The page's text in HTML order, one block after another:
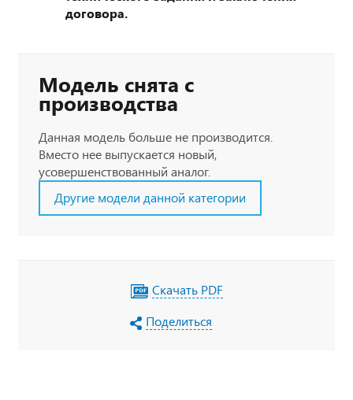
договора.
Модель снята с
производства
Данная модель больше не производится.
Вместо нее выпускается новый,
усовершенствованный аналог.
Другие модели данной категории
Скачать PDF
Поделиться